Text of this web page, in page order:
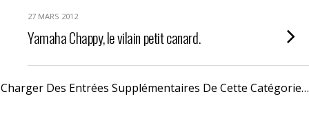
27 MARS 2012
Yamaha Chappy, le vilain petit canard.
Charger Des Entrées Supplémentaires De Cette Catégorie…